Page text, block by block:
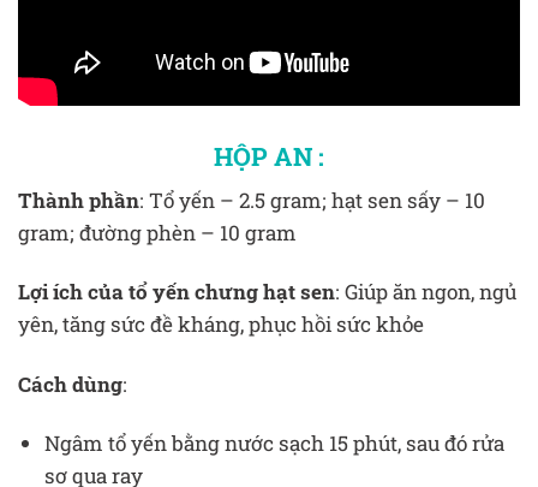
HỘP AN :
Thành phần: Tổ yến – 2.5 gram; hạt sen sấy – 10
gram; đường phèn – 10 gram
Lợi ích của tổ yến chưng hạt sen: Giúp ăn ngon, ngủ
yên, tăng sức đề kháng, phục hồi sức khỏe
Cách dùng:
Ngâm tổ yến bằng nước sạch 15 phút, sau đó rửa
sơ qua ray